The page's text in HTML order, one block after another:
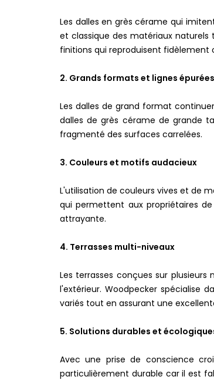
Les dalles en grès cérame qui
et classique des matériaux
finitions qui reproduisent fidèlement
2. Grands formats et lignes épurées
Les dalles de grand format
dalles de grès cérame de grande
fragmenté des surfaces carrelées.
3. Couleurs et motifs audacieux
L'utilisation de couleurs vives et de
qui permettent aux propriétaires
attrayante.
4. Terrasses multi-niveaux
Les terrasses conçues sur
l'extérieur. Woodpecker spécialise
variés tout en assurant une
5. Solutions durables et
Avec une prise de conscience
particulièrement durable car il est